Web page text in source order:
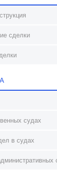
сделки
судах
в судах